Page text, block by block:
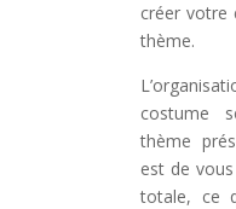
créer votre
thème.
costume
thème
est de
totale, ce